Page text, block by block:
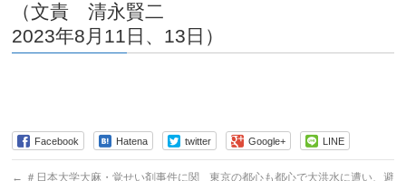
（文責 清永賢二
2023年8月11日、13日）
Facebook Hatena twitter Google+ LINE
← ＃日本大学大麻・覚せい剤事件に関
東京の都心も都心で大洪水に遭い、避